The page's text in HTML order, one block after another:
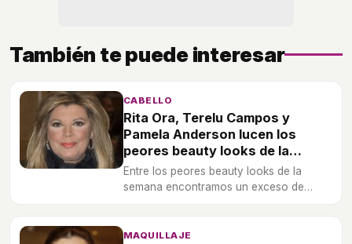
También te puede interesar
CABELLO
Rita Ora, Terelu Campos y
Pamela Anderson lucen los
peores beauty looks de la
semana
Entre los peores beauty looks de la
semana encontramos un exceso de
MAQUILLAJE